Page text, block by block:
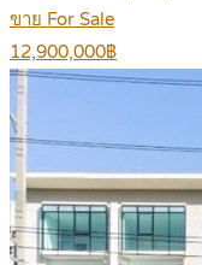
ขาย For Sale
12,900,000฿